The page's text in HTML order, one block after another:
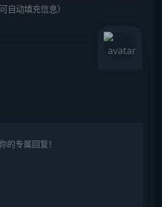
自动填充信息）